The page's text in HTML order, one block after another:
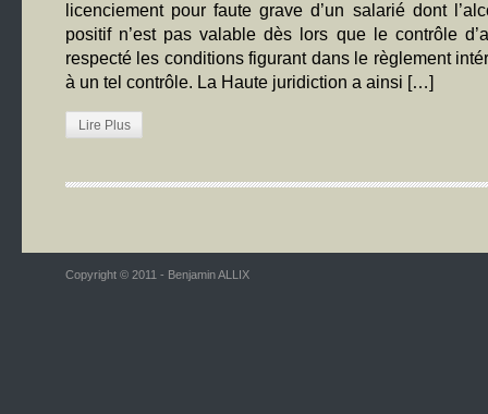
licenciement pour faute grave d’un salarié dont
positif n’est pas valable dès lors que le contrôle
respecté les conditions figurant dans le règlement
à un tel contrôle. La Haute juridiction a ainsi […]
Lire Plus
Copyright © 2011 - Benjamin ALLIX